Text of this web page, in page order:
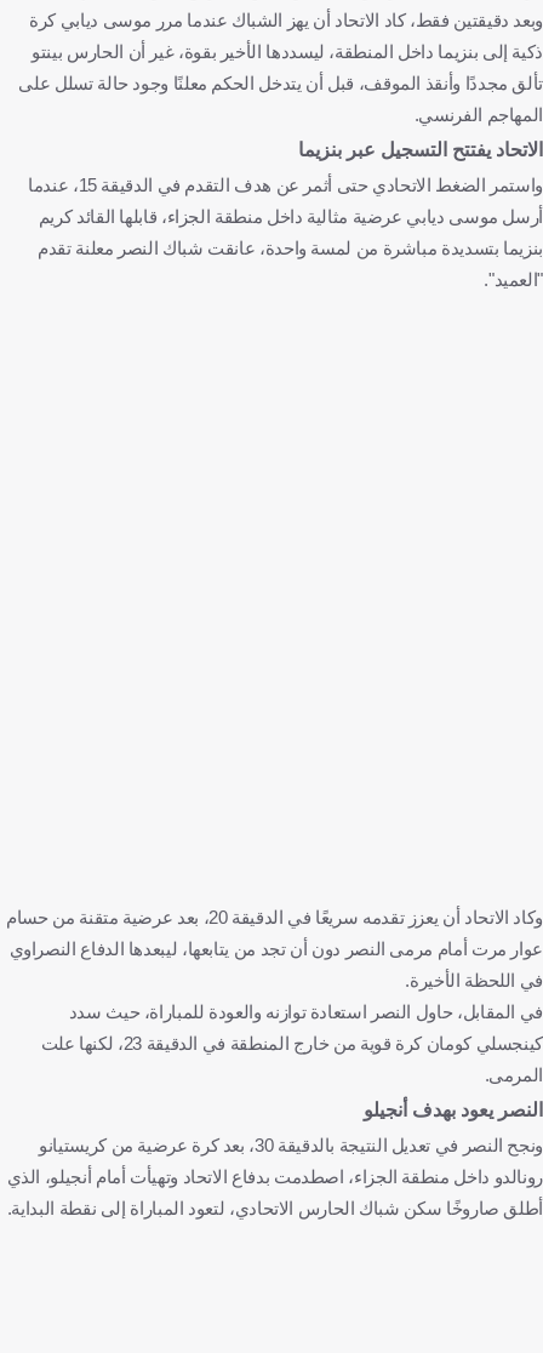
وبعد دقيقتين فقط، كاد الاتحاد أن يهز الشباك عندما مرر موسى ديابي كرة
ذكية إلى بنزيما داخل المنطقة، ليسددها الأخير بقوة، غير أن الحارس بينتو
تألق مجددًا وأنقذ الموقف، قبل أن يتدخل الحكم معلنًا وجود حالة تسلل على
المهاجم الفرنسي.
الاتحاد يفتتح التسجيل عبر بنزيما
واستمر الضغط الاتحادي حتى أثمر عن هدف التقدم في الدقيقة 15، عندما
أرسل موسى ديابي عرضية مثالية داخل منطقة الجزاء، قابلها القائد كريم
بنزيما بتسديدة مباشرة من لمسة واحدة، عانقت شباك النصر معلنة تقدم
"العميد".
وكاد الاتحاد أن يعزز تقدمه سريعًا في الدقيقة 20، بعد عرضية متقنة من حسام
عوار مرت أمام مرمى النصر دون أن تجد من يتابعها، ليبعدها الدفاع النصراوي
في اللحظة الأخيرة.
في المقابل، حاول النصر استعادة توازنه والعودة للمباراة، حيث سدد
كينجسلي كومان كرة قوية من خارج المنطقة في الدقيقة 23، لكنها علت
المرمى.
النصر يعود بهدف أنجيلو
ونجح النصر في تعديل النتيجة بالدقيقة 30، بعد كرة عرضية من كريستيانو
رونالدو داخل منطقة الجزاء، اصطدمت بدفاع الاتحاد وتهيأت أمام أنجيلو، الذي
أطلق صاروخًا سكن شباك الحارس الاتحادي، لتعود المباراة إلى نقطة البداية.